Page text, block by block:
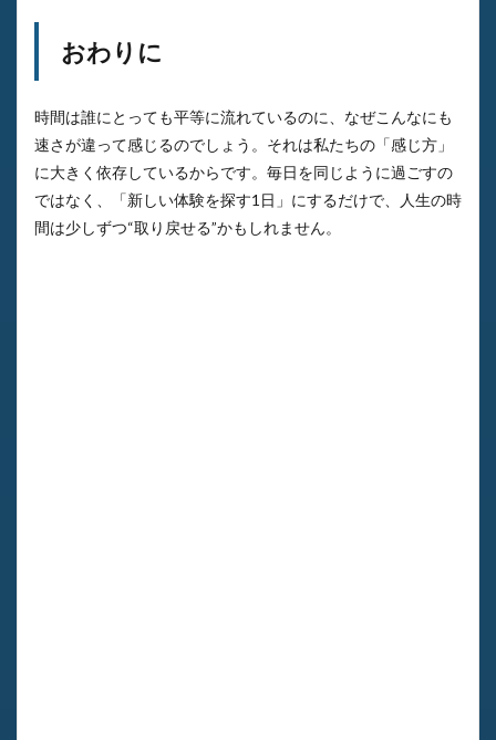
おわりに
時間は誰にとっても平等に流れているのに、なぜこんなにも
速さが違って感じるのでしょう。それは私たちの「感じ方」
に大きく依存しているからです。毎日を同じように過ごすの
ではなく、「新しい体験を探す1日」にするだけで、人生の時
間は少しずつ“取り戻せる”かもしれません。